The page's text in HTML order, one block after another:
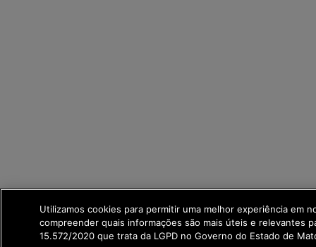
Utilizamos cookies para permitir uma melhor experiência em
compreender quais informações são mais úteis e relevantes
15.572/2020 que trata da LGPD no Governo do Estado de